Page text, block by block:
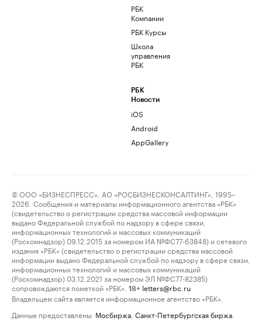
РБК
Компании
РБК Курсы
Школа
управления
РБК
РБК
Новости
iOS
Android
AppGallery
© ООО «БИЗНЕСПРЕСС», АО «РОСБИЗНЕСКОНСАЛТИНГ», 1995–
2026. Сообщения и материалы информационного агентства «РБК»
(свидетельство о регистрации средства массовой информации
выдано Федеральной службой по надзору в сфере связи,
информационных технологий и массовых коммуникаций
(Роскомнадзор) 09.12.2015 за номером ИА №ФС77-63848) и сетевого
издания «РБК» (свидетельство о регистрации средства массовой
информации выдано Федеральной службой по надзору в сфере связи,
информационных технологий и массовых коммуникаций
(Роскомнадзор) 03.12.2021 за номером ЭЛ №ФС77-82385)
сопровождаются пометкой «РБК».
18+ letters@rbc.ru
Владельцем сайта является информационное агентство «РБК».
Данные предоставлены: Мосбиржа Санкт-Петербургская биржа